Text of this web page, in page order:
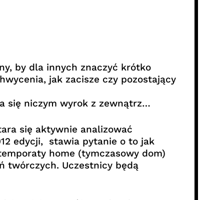
by dla innych znaczyć krótko
jak zacisze czy pozostający
się niczym wyrok z zewnątrz…
się aktywnie analizować
edycji, stawia pytanie o to jak
home (tymczasowy dom)
twórczych. Uczestnicy będą